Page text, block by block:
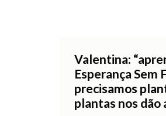
Valentina:
Esperança Sem
precisamos
plantas nos dão